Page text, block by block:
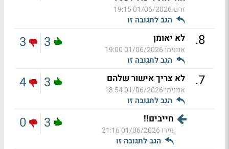
זרש 01/06/2026 19:15
הגב לתגובה זו
8
. לא יאומן
אנונימי01/06/2026 19:00
הגב לתגובה זו
3
3
7
. לא צריך אישור שלהם
אנונימי01/06/2026 18:54
הגב לתגובה זו
3
4
חייבים!!
מירו01/06/2026 21:16
הגב לתגובה זו
3
0